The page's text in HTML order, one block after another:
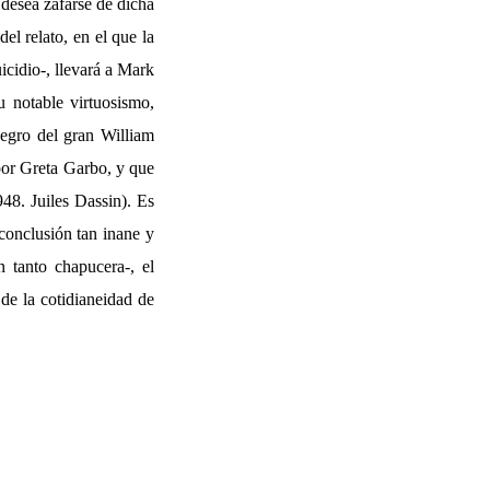
relato, en el que la
, llevará a Mark
notable virtuosismo,
del gran William
Greta Garbo, y que
Juiles Dassin). Es
tan inane y
tanto chapucera-, el
la cotidianeidad de